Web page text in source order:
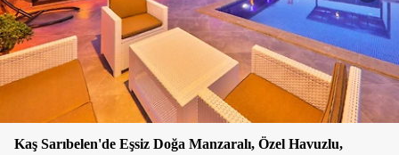
Kaş Sarıbelen'de Eşsiz Doğa Manzaralı, Özel Havuzlu,